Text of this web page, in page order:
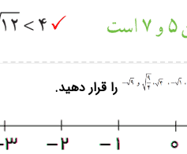
را قرار دهید.